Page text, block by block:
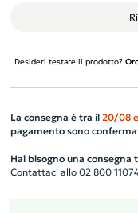
Desideri testare il prodotto?
La consegna è tra il 20/08
pagamento sono
Hai bisogno una consegna
Contattaci allo 02 800